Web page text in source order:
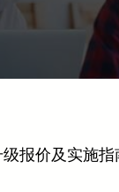
报价及实施指